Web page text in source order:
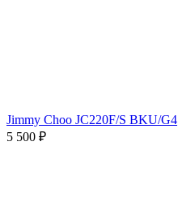
Jimmy Choo JC220F/S BKU/G4
5 500 ₽